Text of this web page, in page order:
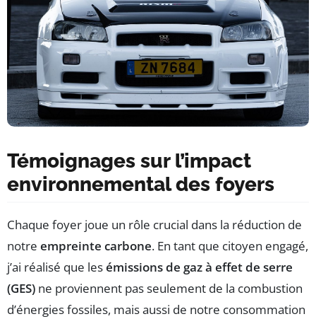
Témoignages sur l’impact
environnemental des foyers
Chaque foyer joue un rôle crucial dans la réduction de
notre empreinte carbone. En tant que citoyen engagé,
j’ai réalisé que lesémissions de gaz à effet de serre
(GES) ne proviennent pas seulement de la combustion
d’énergies fossiles, mais aussi de notre consommation